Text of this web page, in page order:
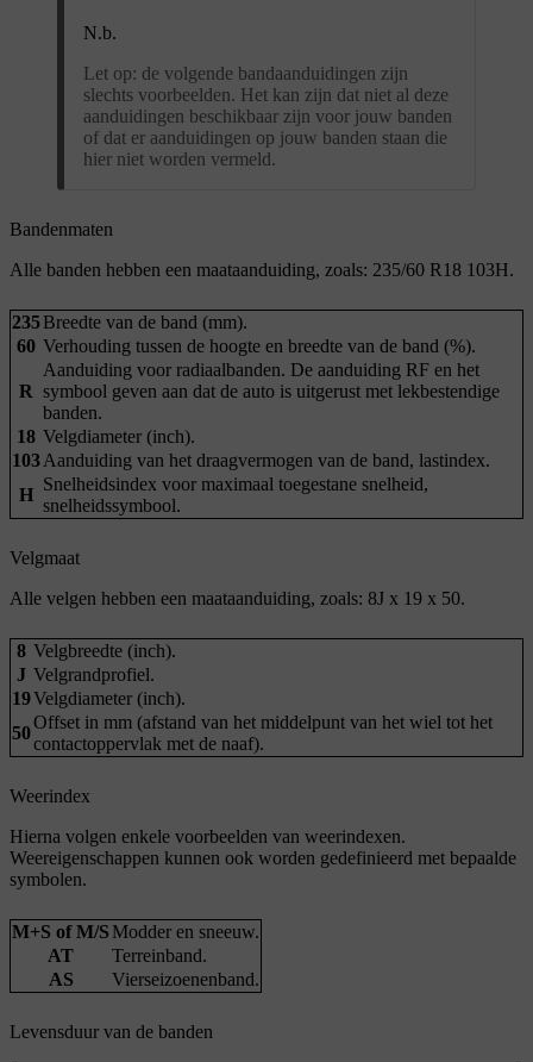
N.b.
Let op: de volgende bandaanduidingen zijn
slechts voorbeelden. Het kan zijn dat niet al deze
aanduidingen beschikbaar zijn voor jouw banden
of dat er aanduidingen op jouw banden staan die
hier niet worden vermeld.
Bandenmaten
Alle banden hebben een maataanduiding, zoals: 235/60 R18 103H.
235Breedte van de band (mm).
60 Verhouding tussen de hoogte en breedte van de band (%).
R
Aanduiding voor radiaalbanden. De aanduiding RF en het
symbool geven aan dat de auto is uitgerust met lekbestendige
banden.
18 Velgdiameter (inch).
103Aanduiding van het draagvermogen van de band, lastindex.
H
Snelheidsindex voor maximaal toegestane snelheid,
snelheidssymbool.
Velgmaat
Alle velgen hebben een maataanduiding, zoals: 8J x 19 x 50.
8 Velgbreedte (inch).
J Velgrandprofiel.
19Velgdiameter (inch).
50
Offset in mm (afstand van het middelpunt van het wiel tot het
contactoppervlak met de naaf).
Weerindex
Hierna volgen enkele voorbeelden van weerindexen.
Weereigenschappen kunnen ook worden gedefinieerd met bepaalde
symbolen.
M+S of M/S Modder en sneeuw.
AT
Terreinband.
AS
Vierseizoenenband.
Levensduur van de banden